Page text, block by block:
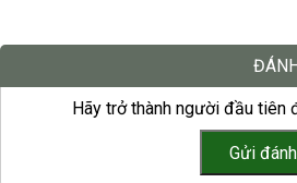
Hãy trở thành người đầu tiên